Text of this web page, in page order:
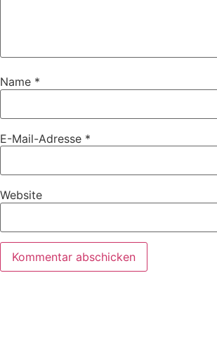
Name *
E-Mail-Adresse *
Website